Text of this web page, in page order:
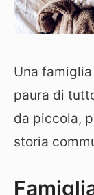
Una
paura di
da piccola,
storia